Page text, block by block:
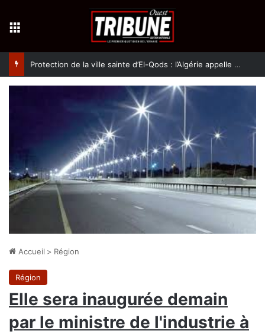
Protection de la ville sainte d’El-Qods : l’Algérie appelle à une action collective
Accueil > Région
Région
Elle sera inaugurée demain
par le ministre de l'industrie à